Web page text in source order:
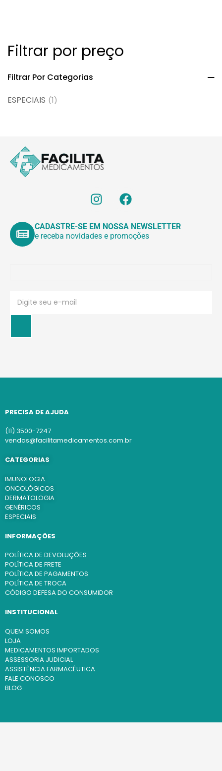
Filtrar por preço
Filtrar Por Categorias
ESPECIAIS (1)
CADASTRE-SE EM NOSSA NEWSLETTER
e receba novidades e promoções
PRECISA DE AJUDA
(11) 3500-7247
vendas@facilitamedicamentos.com.br
CATEGORIAS
IMUNOLOGIA
ONCOLÓGICOS
DERMATOLOGIA
GENÉRICOS
ESPECIAIS
INFORMAÇÕES
POLÍTICA DE DEVOLUÇÕES
POLÍTICA DE FRETE
POLÍTICA DE PAGAMENTOS
POLÍTICA DE TROCA
CÓDIGO DEFESA DO CONSUMIDOR
INSTITUCIONAL
QUEM SOMOS
LOJA
MEDICAMENTOS IMPORTADOS
ASSESSORIA JUDICIAL
ASSISTÊNCIA FARMACÊUTICA
FALE CONOSCO
BLOG